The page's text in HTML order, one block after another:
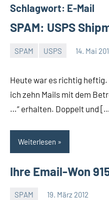
Schlagwort: E-Mail
SPAM: USPS
SPAM USPS 14. Mai
Heute war es richtig heftig.
ich zehn Mails mit dem
…“ erhalten. Doppelt und
Weiterlesen
Ihre Email-Won
SPAM 19. März 2012